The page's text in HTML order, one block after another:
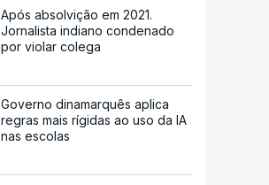
Após absolvição em 2021.
Jornalista indiano condenado
por violar colega
Governo dinamarquês aplica
regras mais rígidas ao uso da IA
nas escolas